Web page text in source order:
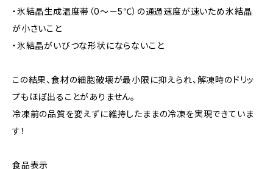
・氷結晶生成温度帯（0～－5℃）の通過速度が速いため氷結晶
が小さいこと
・氷結晶がいびつな形状にならないこと
この結果、食材の細胞破壊が最小限に抑えられ、解凍時のドリッ
プもほぼ出ることがありません。
冷凍前の品質を変えずに維持したままの冷凍を実現できていま
す！
食品表示